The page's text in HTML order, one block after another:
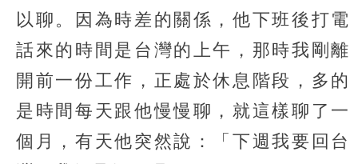
以聊。因為時差的關係，他下班後打電
話來的時間是台灣的上午，那時我剛離
開前一份工作，正處於休息階段，多的
是時間每天跟他慢慢聊，就這樣聊了一
個月，有天他突然說：「下週我要回台